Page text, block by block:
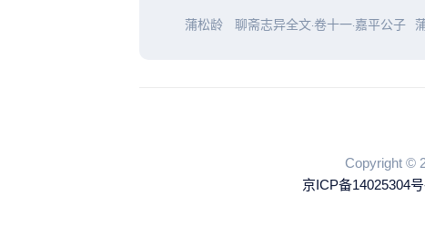
蒲松龄 聊斋志异全文·卷十一·嘉平公子
Copyright ©
京ICP备14025304